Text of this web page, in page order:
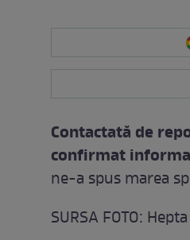
Contactată de
confirmat
ne-a spus marea
SURSA FOTO: Hepta